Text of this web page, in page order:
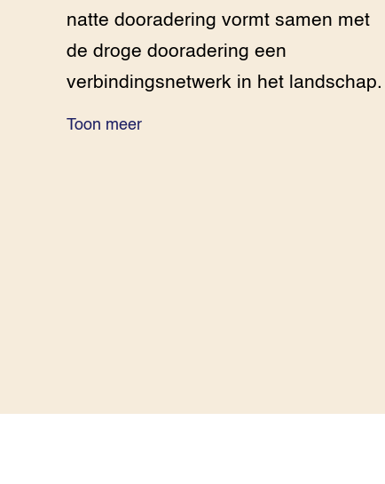
natte dooradering vormt samen met
de droge dooradering een
verbindingsnetwerk in het landschap.
Toon meer